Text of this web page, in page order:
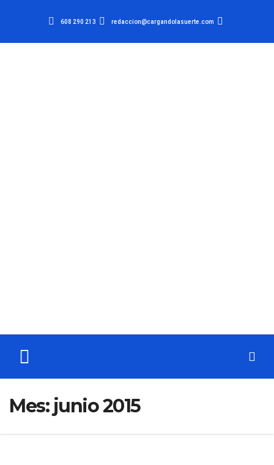
608 290 213 redaccion@cargandolasuerte.com
Mes: junio 2015